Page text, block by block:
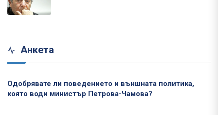
Анкета
Одобрявате ли поведението и външната политика,
която води министър Петрова-Чамова?